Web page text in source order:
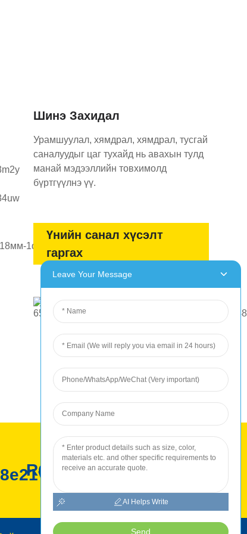
Шинэ Захидал
Урамшуулал, хямдрал, хямдрал, тусгай
саналуудыг цаг тухайд нь авахын тулд
манай мэдээллийн товхимолд
бүртгүүлнэ үү.
Үнийн санал хүсэлт
гаргах
ROC үйлдвэрлэл
Leave Your Message
AI Helps Write
Send